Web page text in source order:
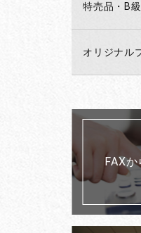
特売品・B
オリジナル
FAX